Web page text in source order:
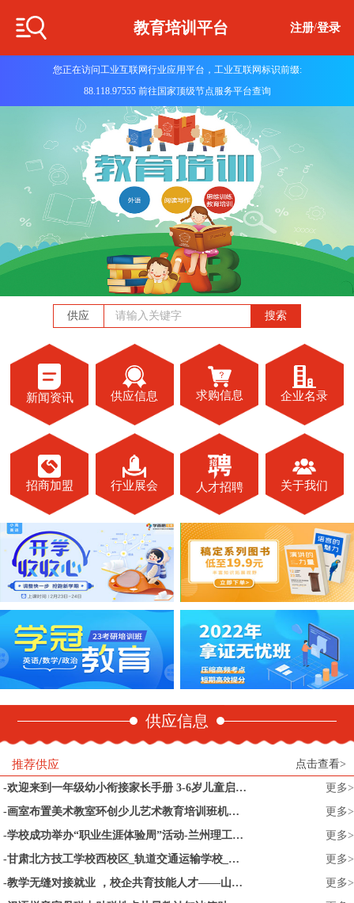
教育培训平台 注册/登录
您正在访问工业互联网行业应用平台，工业互联网标识前缀:
88.118.97555 前往国家顶级节点服务平台查询
供应 搜索
新闻资讯 供应信息 求购信息 企业名录
招商加盟 行业展会 人才招聘 关于我们
供应信息
推荐供应
点击查看>
欢迎来到一年级幼小衔接家长手册 3-6岁儿童启蒙认知早教亲子读物 幼小衔接家长全引导 小升初儿童文学 一年级小学家庭教育书籍
更多>
画室布置美术教室环创少儿艺术教育培训班机构幼儿园墙面装饰文化
更多>
学校成功举办“职业生涯体验周”活动-兰州理工大学
更多>
甘肃北方技工学校西校区_轨道交通运输学校_甘肃_技校首选_兰州职业
更多>
教学无缝对接就业 ，校企共育技能人才——山东水利技师学院智能制造系育才见成效
更多>